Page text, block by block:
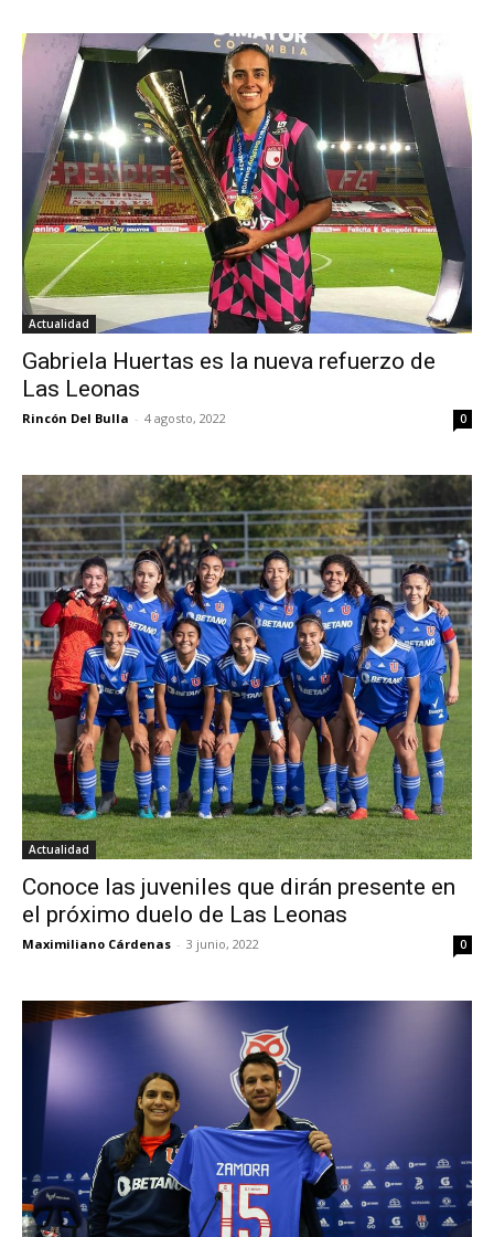
Actualidad
Gabriela Huertas es la nueva refuerzo de
Las Leonas
Rincón Del Bulla - 4 agosto, 2022 0
Actualidad
Conoce las juveniles que dirán presente en
el próximo duelo de Las Leonas
Maximiliano Cárdenas - 3 junio, 2022 0